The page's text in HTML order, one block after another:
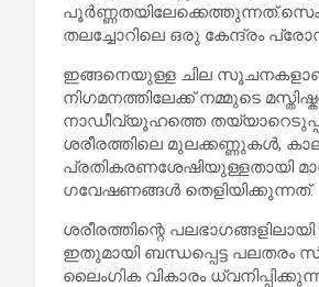
തലച്ചോറിലെ ഒരു കേന്ദ്രം
ഇങ്ങനെയുള്ള ചില
നിഗമനത്തിലേക്ക് നമ്മുടെ
നാഡീവ്യൂഹത്തെ
ശരീരത്തിലെ മുലക്കണ്ണുകള്‍,
പ്രതികരണശേഷിയുള്ളതായി
ഗവേഷണങ്ങള്‍ തെളിയിക്കുന്നത്.
ശരീരത്തിന്റെ
ഇതുമായി ബന്ധപ്പെട്ട
ലൈംഗിക വികാരം